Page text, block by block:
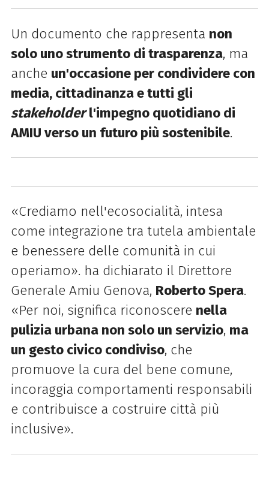
Un documento che rappresenta non
solo uno strumento di trasparenza, ma
anche un'occasione per condividere con
media, cittadinanza e tutti gli
stakeholder l'impegno quotidiano di
AMIU verso un futuro più sostenibile.
«Crediamo nell'ecosocialità, intesa
come integrazione tra tutela ambientale
e benessere delle comunità in cui
operiamo». ha dichiarato il Direttore
Generale Amiu Genova, Roberto Spera.
«Per noi, significa riconoscere nella
pulizia urbana non solo un servizio, ma
un gesto civico condiviso, che
promuove la cura del bene comune,
incoraggia comportamenti responsabili
e contribuisce a costruire città più
inclusive».